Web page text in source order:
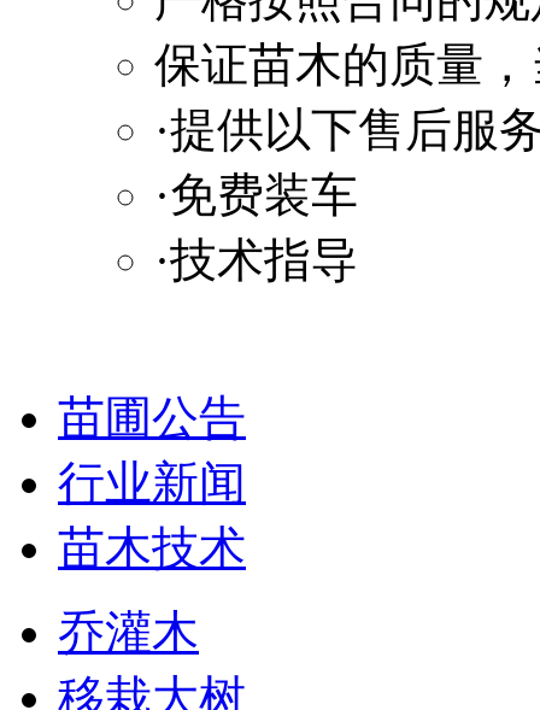
保证苗木的质量
·提供以下售后服
·免费装车
·技术指导
苗圃公告
行业新闻
苗木技术
乔灌木
移栽大树